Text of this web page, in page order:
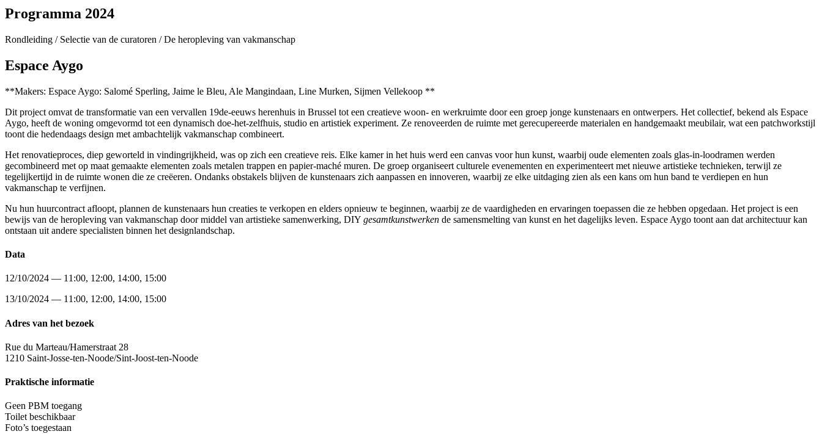
Programma 2024
Rondleiding / Selectie van de curatoren /De heropleving van vakmanschap
Espace Aygo
**Makers: Espace Aygo: Salomé Sperling, Jaime le Bleu, Ale Mangindaan, Line Murken, Sijmen Vellekoop **
Dit project omvat de transformatie van een vervallen 19de-eeuws herenhuis in Brussel tot een creatieve woon- en werkruimte door een groep jonge kunstenaars en ontwerpers. Het collectief, bekend als Espace
Aygo, heeft de woning omgevormd tot een dynamisch doe-het-zelfhuis, studio en artistiek experiment. Ze renoveerden de ruimte met gerecupereerde materialen en handgemaakt meubilair, wat een patchworkstijl
toont die hedendaags design met ambachtelijk vakmanschap combineert.
Het renovatieproces, diep geworteld in vindingrijkheid, was op zich een creatieve reis. Elke kamer in het huis werd een canvas voor hun kunst, waarbij oude elementen zoals glas-in-loodramen werden
gecombineerd met op maat gemaakte elementen zoals metalen trappen en papier-maché muren. De groep organiseert culturele evenementen en experimenteert met nieuwe artistieke technieken, terwijl ze
tegelijkertijd in de ruimte wonen die ze creëeren. Ondanks obstakels blijven de kunstenaars zich aanpassen en innoveren, waarbij ze elke uitdaging zien als een kans om hun band te verdiepen en hun
vakmanschap te verfijnen.
Nu hun huurcontract afloopt, plannen de kunstenaars hun creaties te verkopen en elders opnieuw te beginnen, waarbij ze de vaardigheden en ervaringen toepassen die ze hebben opgedaan. Het project is een
bewijs van de heropleving van vakmanschap door middel van artistieke samenwerking, DIY gesamtkunstwerken de samensmelting van kunst en het dagelijks leven. Espace Aygo toont aan dat architectuur kan
ontstaan uit andere specialisten binnen het designlandschap.
Data
12/10/2024 — 11:00, 12:00, 14:00, 15:00
13/10/2024 — 11:00, 12:00, 14:00, 15:00
Adres van het bezoek
Rue du Marteau/Hamerstraat 28
1210 Saint-Josse-ten-Noode/Sint-Joost-ten-Noode
Praktische informatie
Geen PBM toegang
Toilet beschikbaar
Foto’s toegestaan